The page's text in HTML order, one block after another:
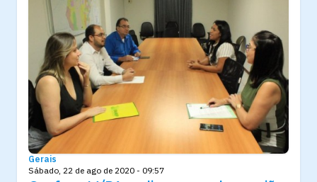
Gerais
Sábado, 22 de ago de 2020 - 09:57